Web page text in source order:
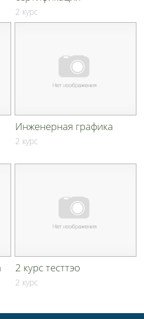
2 курс
Инженерная графика
2 курс
2 курс тесттэо
2 курс